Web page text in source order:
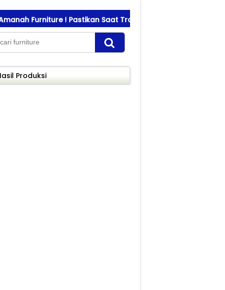
Furniture ! Pastikan Saat Transfer Pembayaran Sesuai
Produksi